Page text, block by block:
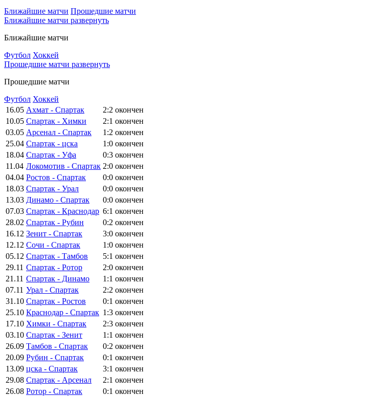
Ближайшие матчи Прошедшие матчи
Ближайшие матчи развернуть
Ближайшие матчи
Футбол Хоккей
Прошедшие матчи развернуть
Прошедшие матчи
Футбол Хоккей
16.05 Ахмат - Спартак 2:2 окончен
10.05 Спартак - Химки 2:1 окончен
03.05 Арсенал - Спартак 1:2 окончен
25.04 Спартак - цска 1:0 окончен
18.04 Спартак - Уфа 0:3 окончен
11.04 Локомотив - Спартак 2:0 окончен
04.04 Ростов - Спартак 0:0 окончен
18.03 Спартак - Урал 0:0 окончен
13.03 Динамо - Спартак 0:0 окончен
07.03 Спартак - Краснодар 6:1 окончен
28.02 Спартак - Рубин 0:2 окончен
16.12 Зенит - Спартак 3:0 окончен
12.12 Сочи - Спартак 1:0 окончен
05.12 Спартак - Тамбов 5:1 окончен
29.11 Спартак - Ротор 2:0 окончен
21.11 Спартак - Динамо 1:1 окончен
07.11 Урал - Спартак 2:2 окончен
31.10 Спартак - Ростов 0:1 окончен
25.10 Краснодар - Спартак 1:3 окончен
17.10 Химки - Спартак 2:3 окончен
03.10 Спартак - Зенит 1:1 окончен
26.09 Тамбов - Спартак 0:2 окончен
20.09 Рубин - Спартак 0:1 окончен
13.09 цска - Спартак 3:1 окончен
29.08 Спартак - Арсенал 2:1 окончен
26.08 Ротор - Спартак 0:1 окончен